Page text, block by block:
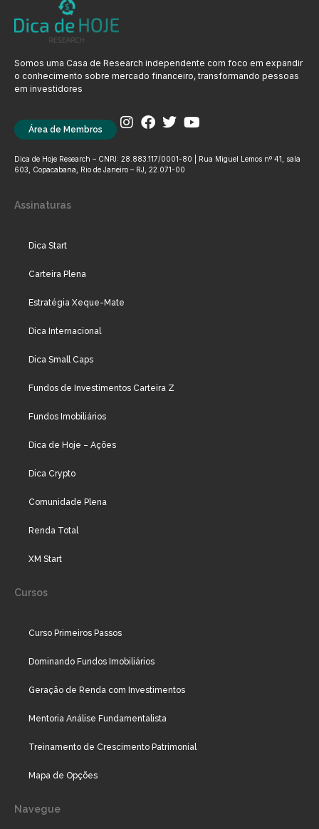
Somos uma Casa de Research independente com foco em expandir
o conhecimento sobre mercado financeiro, transformando pessoas
em investidores
Área de Membros
Dica de Hoje Research – CNPJ: 28.883.117/0001-80 | Rua Miguel Lemos nº 41, sala
603, Copacabana, Rio de Janeiro – RJ, 22.071-00
Assinaturas
Dica Start
Carteira Plena
Estratégia Xeque-Mate
Dica Internacional
Dica Small Caps
Fundos de Investimentos Carteira Z
Fundos Imobiliários
Dica de Hoje – Ações
Dica Crypto
Comunidade Plena
Renda Total
XM Start
Cursos
Curso Primeiros Passos
Dominando Fundos Imobiliários
Geração de Renda com Investimentos
Mentoria Análise Fundamentalista
Treinamento de Crescimento Patrimonial
Mapa de Opções
Navegue